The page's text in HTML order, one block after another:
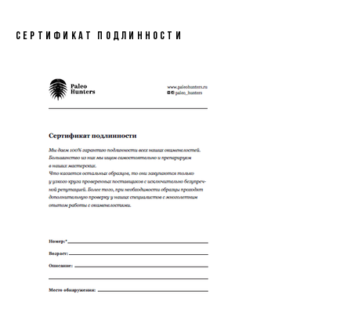
конверт с сургучной печатью нашего логотипа, внутрь
СЕРТИФИКАТ ПОДЛИННОСТИ